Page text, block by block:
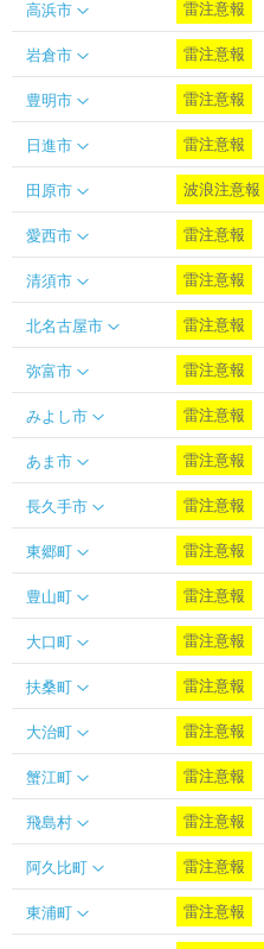
高浜市 雷注意報
岩倉市 雷注意報
豊明市 雷注意報
日進市 雷注意報
田原市 波浪注意報
愛西市 雷注意報
清須市 雷注意報
北名古屋市 雷注意報
弥富市 雷注意報
みよし市 雷注意報
あま市 雷注意報
長久手市 雷注意報
東郷町 雷注意報
豊山町 雷注意報
大口町 雷注意報
扶桑町 雷注意報
大治町 雷注意報
蟹江町 雷注意報
飛島村 雷注意報
阿久比町 雷注意報
東浦町 雷注意報